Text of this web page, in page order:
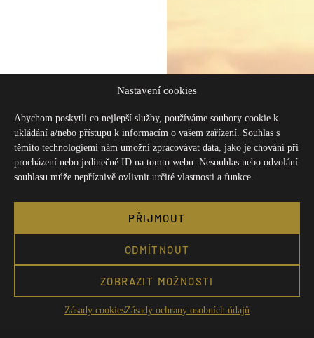
Nastavení cookies
Abychom poskytli co nejlepší služby, používáme soubory cookie k
ukládání a/nebo přístupu k informacím o vašem zařízení. Souhlas s
těmito technologiemi nám umožní zpracovávat data, jako je chování při
procházení nebo jedinečné ID na tomto webu. Nesouhlas nebo odvolání
souhlasu může nepříznivě ovlivnit určité vlastnosti a funkce.
PŘIJMOUT
ODMÍTNOUT
ZOBRAZIT MOŽNOSTI
Zásady cookiesZásady ochrany osobních údajů